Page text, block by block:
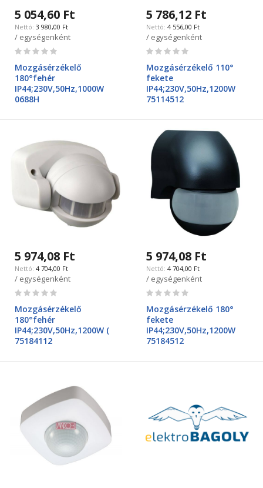
5 054,60 Ft
3 980,00 Ft
/ egységenként
Rating:
Mozgásérzékelő
180°fehér
IP44;230V,50Hz,1000W
0688H
5 786,12 Ft
4 556,00 Ft
/ egységenként
Rating:
Mozgásérzékelő 110°
fekete
IP44;230V,50Hz,1200W
75114512
5 974,08 Ft
4 704,00 Ft
/ egységenként
Rating:
Mozgásérzékelő
180°fehér
IP44;230V,50Hz,1200W (
75184112
5 974,08 Ft
4 704,00 Ft
/ egységenként
Rating:
Mozgásérzékelő 180°
fekete
IP44;230V,50Hz,1200W
75184512